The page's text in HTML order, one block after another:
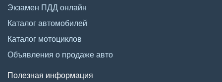
Экзамен ПДД онлайн
Каталог автомобилей
Каталог мотоциклов
Объявления о продаже авто
Полезная информация